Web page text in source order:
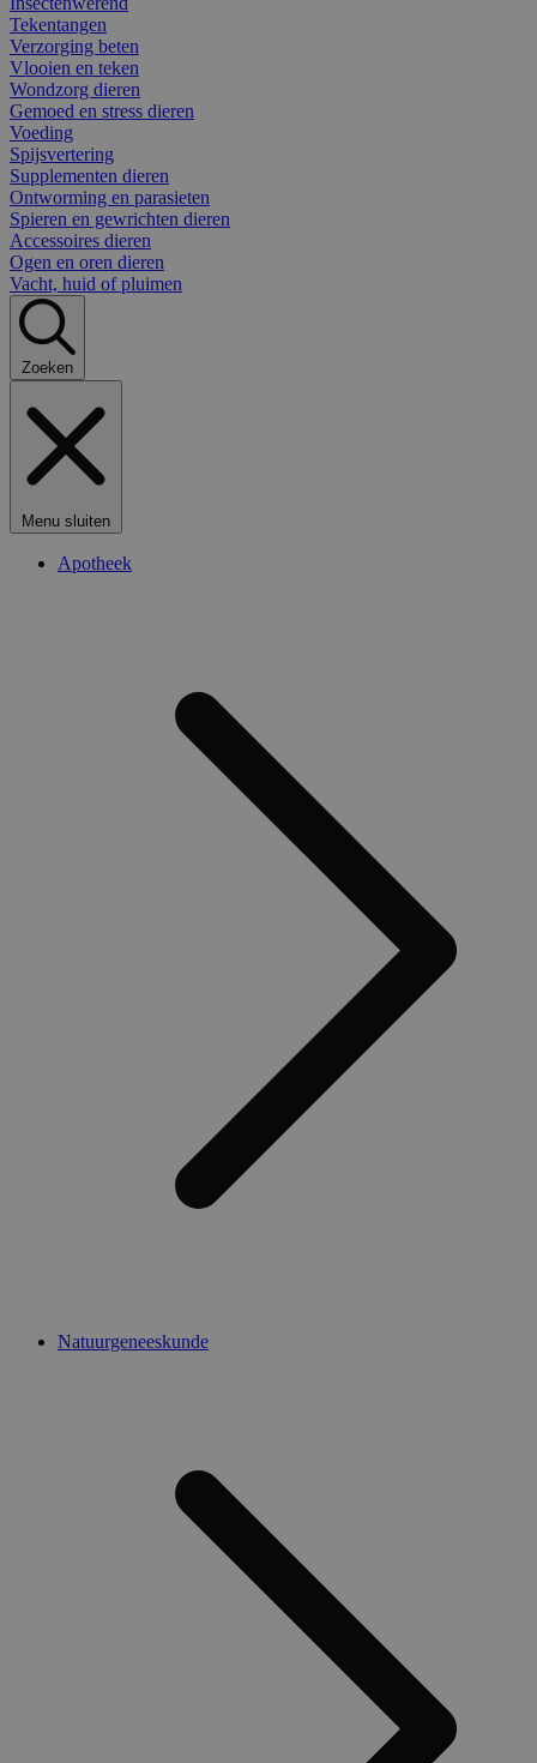
Tekentangen
Verzorging beten
Vlooien en teken
Wondzorg dieren
Gemoed en stress dieren
Voeding
Spijsvertering
Supplementen dieren
Ontworming en parasieten
Spieren en gewrichten dieren
Accessoires dieren
Ogen en oren dieren
Vacht, huid of pluimen
Zoeken
Menu sluiten
Apotheek
Natuurgeneeskunde